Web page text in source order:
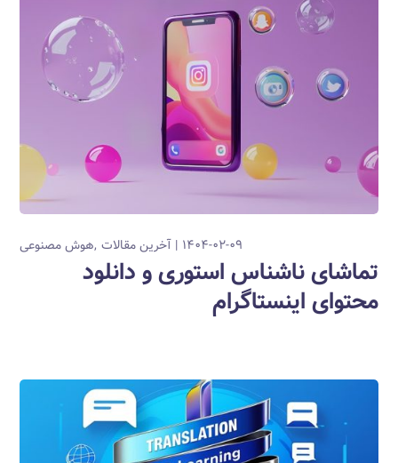
۱۴۰۴-۰۲-۰۹ آخرین مقالات هوش مصنوعی
تماشای ناشناس استوری و دانلود
محتوای اینستاگرام